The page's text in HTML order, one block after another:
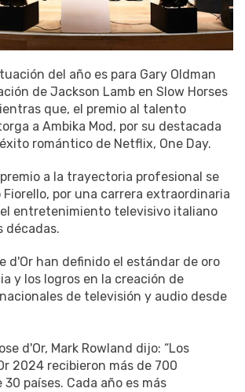
del año es para Gary Oldman
de Jackson Lamb en Slow Horses
que, el premio al talento
a Ambika Mod, por su destacada
romántico de Netflix, One Day.
a la trayectoria profesional se
Fiorello, por una carrera extraordinaria
entretenimiento televisivo italiano
décadas.
d'Or han definido el estándar de oro
y los logros en la creación de
de televisión y audio desde
d'Or, Mark Rowland dijo: “Los
2024 recibieron más de 700
países. Cada año es más